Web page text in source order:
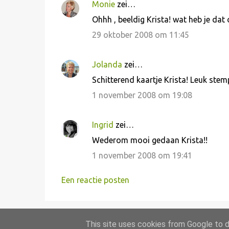
Moniezei…
Ohhh , beeldig Krista! wat heb je dat
29 oktober 2008 om 11:45
Jolanda zei…
Schitterend kaartje Krista! Leuk
1 november 2008 om 19:08
Ingrid zei…
Wederom mooi gedaan Krista!!
1 november 2008 om 19:41
Een reactie posten
This site uses cookies from Google to